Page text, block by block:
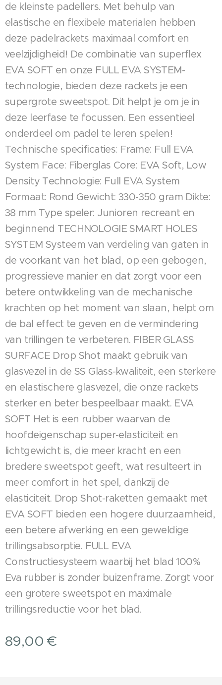
de kleinste padellers. Met behulp van
elastische en flexibele materialen hebben
deze padelrackets maximaal comfort en
veelzijdigheid! De combinatie van superflex
EVA SOFT en onze FULL EVA SYSTEM-
technologie, bieden deze rackets je een
supergrote sweetspot. Dit helpt je om je in
deze leerfase te focussen. Een essentieel
onderdeel om padel te leren spelen!
Technische specificaties: Frame: Full EVA
System Face: Fiberglas Core: EVA Soft, Low
Density Technologie: Full EVA System
Formaat: Rond Gewicht: 330-350 gram Dikte:
38 mm Type speler: Junioren recreant en
beginnend TECHNOLOGIE SMART HOLES
SYSTEM Systeem van verdeling van gaten in
de voorkant van het blad, op een gebogen,
progressieve manier en dat zorgt voor een
betere ontwikkeling van de mechanische
krachten op het moment van slaan, helpt om
de bal effect te geven en de vermindering
van trillingen te verbeteren. FIBER GLASS
SURFACE Drop Shot maakt gebruik van
glasvezel in de SS Glass-kwaliteit, een sterkere
en elastischere glasvezel, die onze rackets
sterker en beter bespeelbaar maakt. EVA
SOFT Het is een rubber waarvan de
hoofdeigenschap super-elasticiteit en
lichtgewicht is, die meer kracht en een
bredere sweetspot geeft, wat resulteert in
meer comfort in het spel, dankzij de
elasticiteit. Drop Shot-raketten gemaakt met
EVA SOFT bieden een hogere duurzaamheid,
een betere afwerking en een geweldige
trillingsabsorptie. FULL EVA
Constructiesysteem waarbij het blad 100%
Eva rubber is zonder buizenframe. Zorgt voor
een grotere sweetspot en maximale
trillingsreductie voor het blad.
89,00 €